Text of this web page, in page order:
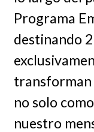
Programa
destinando
transforman
no solo
nuestro